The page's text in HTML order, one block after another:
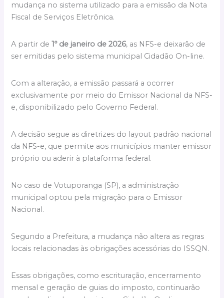
mudança no sistema utilizado para a emissão da Nota
Fiscal de Serviços Eletrônica.
A partir de1º de janeiro de 2026, as NFS-e deixarão de
ser emitidas pelo sistema municipal Cidadão On-line.
Com a alteração, a emissão passará a ocorrer
exclusivamente por meio do Emissor Nacional da NFS-
e, disponibilizado pelo Governo Federal.
A decisão segue as diretrizes do layout padrão nacional
da NFS-e, que permite aos municípios manter emissor
próprio ou aderir à plataforma federal.
No caso de Votuporanga (SP), a administração
municipal optou pela migração para o Emissor
Nacional.
Segundo a Prefeitura, a mudança não altera as regras
locais relacionadas às obrigações acessórias do ISSQN.
Essas obrigações, como escrituração, encerramento
mensal e geração de guias do imposto, continuarão